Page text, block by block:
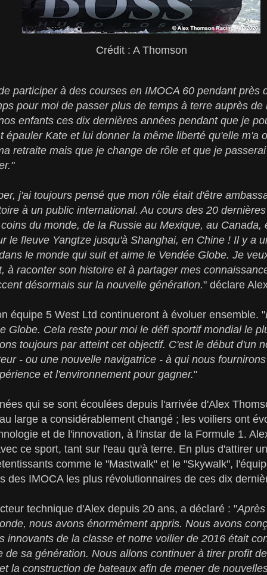
Crédit : A Thomson
participer à des courses en IMOCA 60 pendant près
pour moi de passer plus de temps à terre auprès
enfants ces dix dernières années pendant que je
épauler Kate et lui donner la même liberté qu'elle m'a
retraite mais que je change de rôle et que je
j'ai toujours pensé que mon rôle était d'être
à un public international. Au cours des 20
du monde, de la Russie au Mexique, au Canada,
le fleuve Yangtze jusqu'à Shanghai, en Chine ! Il y a
le monde qui suit et aime le Vendée Globe. Je
à raconter son histoire et à partager mes
désormais sur la nouvelle génération." déclare
équipe 5 West Ltd continueront à évoluer ensemble. "
Globe. Cela reste pour moi le défi sportif mondial le
toujours par atteint cet objectif. C'est le début d'un
- ou une nouvelle navigatrice - à qui nous
et l'environnement pour gagner."
qui se sont écoulées depuis l'arrivée d'Alex
large a considérablement changé ; les voiliers ont
et de l'innovation, à l'instar de la Formule 1.
ce sport, tant sur l'eau qu'à terre. En plus d'attirer
comme le "Mastwalk" et le "Skywalk",
des IMOCA les plus révolutionnaires de ces dix
technique d'Alex depuis 20 ans, a déclaré : "
nous avons énormément appris. Nous avons
innovants de la classe et notre voilier de 2016 était
de sa génération. Nous allons continuer à tirer profit
la construction de bateaux afin de mener de